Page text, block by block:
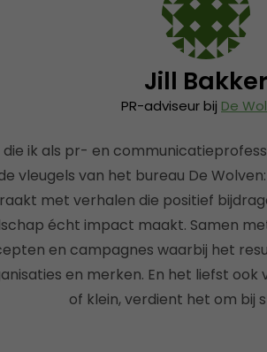
Jill Bakker
PR-adviseur bij De
ik als pr- en
vleugels van het bureau De
met verhalen die positief
écht impact maakt. Samen
en campagnes waarbij het
en merken. En het liefst
of klein, verdient het om bij